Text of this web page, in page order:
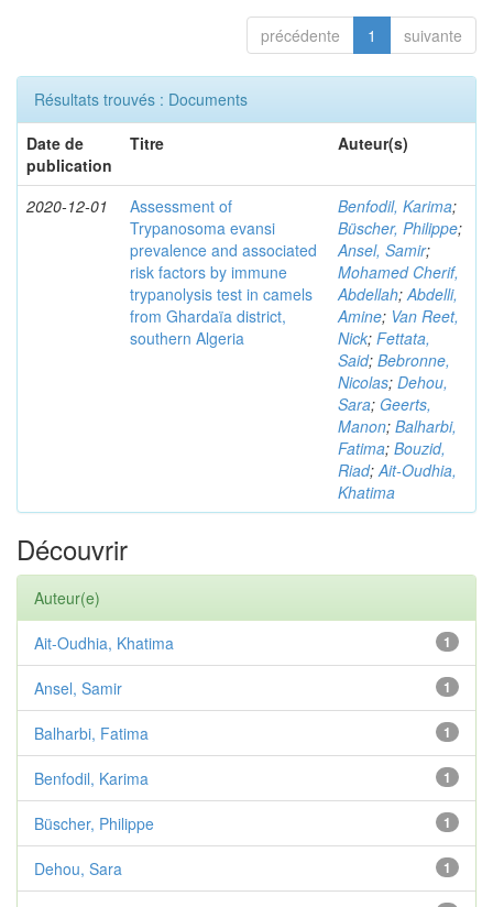
précédente 1 suivante
Résultats trouvés : Documents
Date de
publication
Titre Auteur(s)
2020-12-01
Assessment of
Trypanosoma evansi
prevalence and associated
risk factors by immune
trypanolysis test in camels
from Ghardaïa district,
southern Algeria
Benfodil, Karima;
Büscher, Philippe;
Ansel, Samir;
Mohamed Cherif,
Abdellah;Abdelli,
Amine; Van Reet,
Nick; Fettata,
Said; Bebronne,
Nicolas; Dehou,
Sara; Geerts,
Manon; Balharbi,
Fatima; Bouzid,
Riad;Ait-Oudhia,
Khatima
Découvrir
Auteur(e)
1
Ait-Oudhia, Khatima
1
Ansel, Samir
1
Balharbi, Fatima
1
Benfodil, Karima
1
Büscher, Philippe
1
Dehou, Sara